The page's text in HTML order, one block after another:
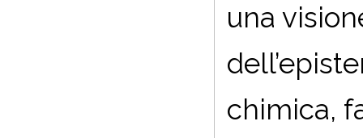
una
chimica,